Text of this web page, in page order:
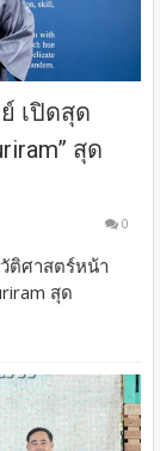
เปิดสุด
สุด
0
ติศาสตร์หน้า
สุด